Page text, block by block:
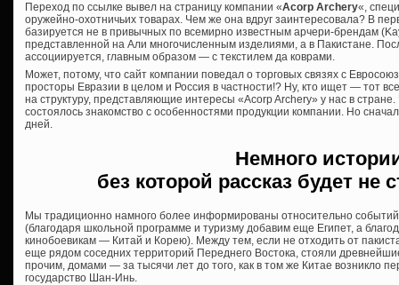
Переход по ссылке вывел на страницу компании «Acorp Archery«,
оружейно-охотничьих товарах. Чем же она вдруг заинтересовала? В
базируется не в привычных по всемирно известным арчери-брендам
представленной на Али многочисленным изделиями, а в Пакистане.
ассоциируется, главным образом — с текстилем да коврами.
Может, потому, что сайт компании поведал о торговых связях с
просторы Евразии в целом и Россия в частности!? Ну, кто ищет — тот
на структуру, представляющие интересы «Acorp Archery» у нас в
состоялось знакомство с особенностями продукции компании. Но
дней.
Немного
без которой рассказ будет не
Мы традиционно намного более информированы относительно
(благодаря школьной программе и туризму добавим еще Египет, а
кинобоевикам — Китай и Корею). Между тем, если не отходить от
еще рядом соседних территорий Переднего Востока, стояли
прочим, домами — за тысячи лет до того, как в том же Китае возникло
государство Шан-Инь.